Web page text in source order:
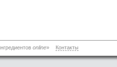
online» Контакты